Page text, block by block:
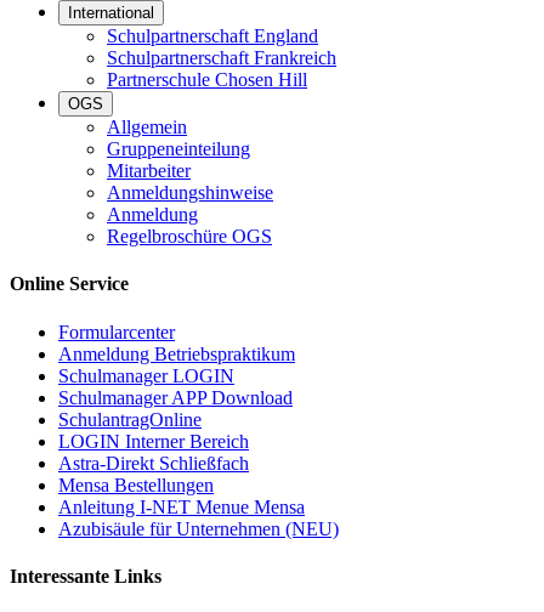
International
Schulpartnerschaft England
Schulpartnerschaft Frankreich
Partnerschule Chosen Hill
OGS
Allgemein
Gruppeneinteilung
Mitarbeiter
Anmeldungshinweise
Anmeldung
Regelbroschüre OGS
Online Service
Formularcenter
Anmeldung Betriebspraktikum
Schulmanager LOGIN
Schulmanager APP Download
SchulantragOnline
LOGIN Interner Bereich
Astra-Direkt Schließfach
Mensa Bestellungen
Anleitung I-NET Menue Mensa
Azubisäule für Unternehmen (NEU)
Interessante Links